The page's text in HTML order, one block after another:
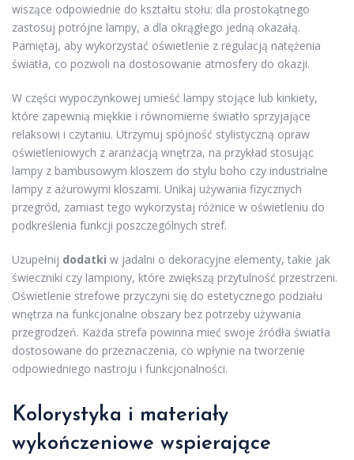
wiszące odpowiednie do kształtu stołu: dla prostokątnego
zastosuj potrójne lampy, a dla okrągłego jedną okazałą.
Pamiętaj, aby wykorzystać oświetlenie z regulacją natężenia
światła, co pozwoli na dostosowanie atmosfery do okazji.
W części wypoczynkowej umieść lampy stojące lub kinkiety,
które zapewnią miękkie i równomierne światło sprzyjające
relaksowi i czytaniu. Utrzymuj spójność stylistyczną opraw
oświetleniowych z aranżacją wnętrza, na przykład stosując
lampy z bambusowym kloszem do stylu boho czy industrialne
lampy z ażurowymi kloszami. Unikaj używania fizycznych
przegród, zamiast tego wykorzystaj różnice w oświetleniu do
podkreślenia funkcji poszczególnych stref.
Uzupełnij dodatki w jadalni o dekoracyjne elementy, takie jak
świeczniki czy lampiony, które zwiększą przytulność przestrzeni.
Oświetlenie strefowe przyczyni się do estetycznego podziału
wnętrza na funkcjonalne obszary bez potrzeby używania
przegrodzeń. Każda strefa powinna mieć swoje źródła światła
dostosowane do przeznaczenia, co wpłynie na tworzenie
odpowiedniego nastroju i funkcjonalności.
Kolorystyka i materiały
wykończeniowe wspierające